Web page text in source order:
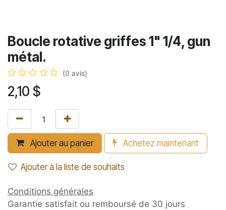
Boucle rotative griffes 1" 1/4, gun
métal.
(0 avis)
2,10 $
Ajouter au panier Achetez maintenant
Ajouter à la liste de souhaits
Conditions générales
Garantie satisfait ou remboursé de 30 jours